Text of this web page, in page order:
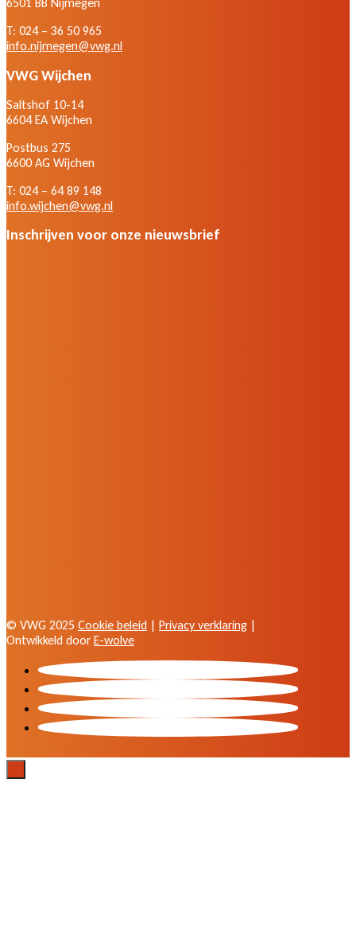
T: 024 – 36 50 965
info.nijmegen@vwg.nl
VWG Wijchen
Saltshof 10-14
6604 EA Wijchen
Postbus 275
6600 AG Wijchen
T: 024 – 64 89 148
info.wijchen@vwg.nl
Inschrijven voor onze nieuwsbrief
© VWG 2025 Cookie beleid | Privacy verklaring |
Ontwikkeld door E-wolve